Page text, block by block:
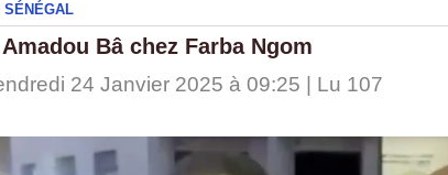
SÉNÉGAL
Bâ chez Farba Ngom
24 Janvier 2025 à 09:25 | Lu 107